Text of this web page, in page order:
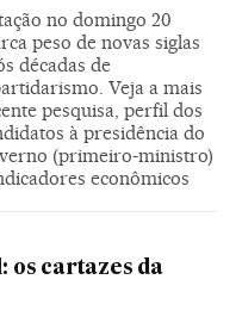
no domingo 20
peso de novas siglas
décadas de
Veja a mais
pesquisa, perfil dos
à presidência do
(primeiro-ministro)
econômicos
os cartazes da